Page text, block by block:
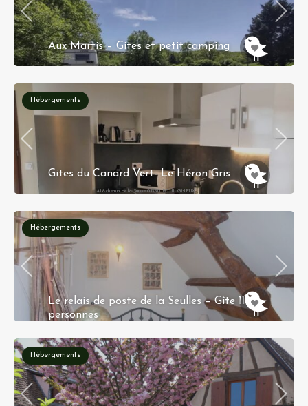
Aux Martis – Gites et petit camping
Hébergements
Gites du Canard Vert- Le Héron Gris
418 chemin de la Suisse 01330 BOULIGNEUX
Hébergements
Le relais de poste de la Seulles – Gîte 11
personnes
MER
Hébergements